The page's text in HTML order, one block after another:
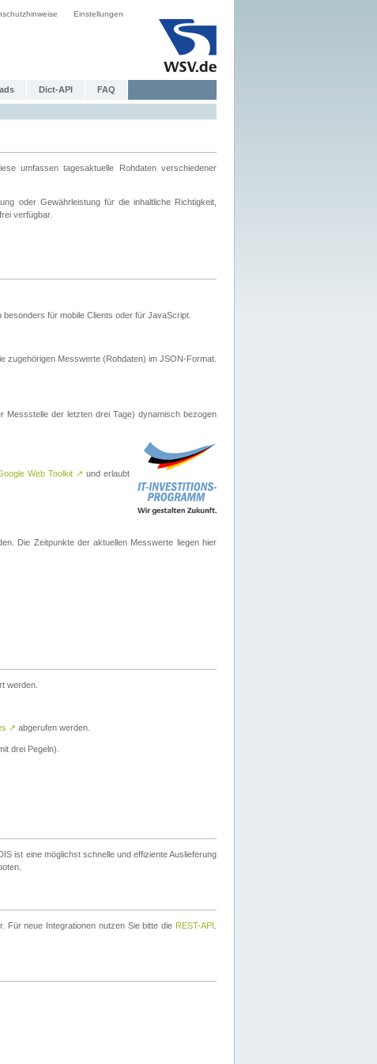
Einstellungen
Dict-API FAQ
umfassen tagesaktuelle Rohdaten verschiedener
oder Gewährleistung für die inhaltliche Richtigkeit,
frei verfügbar.
für mobile Clients oder für JavaScript.
zugehörigen Messwerte (Rohdaten) im JSON-Format.
Messstelle der letzten drei Tage) dynamisch bezogen
Web Toolkit ↗ und erlaubt
Die Zeitpunkte der aktuellen Messwerte liegen hier
werden.
↗ abgerufen werden.
drei Pegeln).
ist eine möglichst schnelle und effiziente Auslieferung
Für neue Integrationen nutzen Sie bitte die REST-API